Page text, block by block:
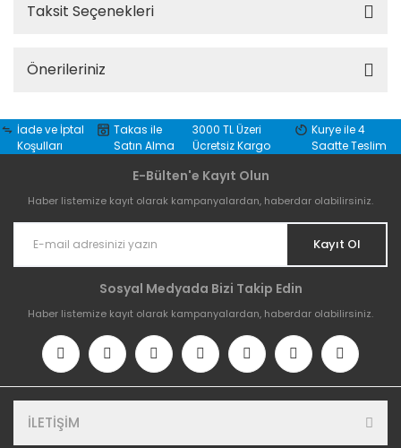
Taksit Seçenekleri
Önerileriniz
İade ve İptal
Koşulları
Takas ile
Satın Alma
3000 TL Üzeri
Ücretsiz Kargo
Kurye ile 4
Saatte Teslim
E-Bülten'e Kayıt Olun
Haber listemize kayıt olarak kampanyalardan, haberdar olabilirsiniz.
Kayıt Ol
Sosyal Medyada Bizi Takip Edin
Haber listemize kayıt olarak kampanyalardan, haberdar olabilirsiniz.
İLETİŞİM